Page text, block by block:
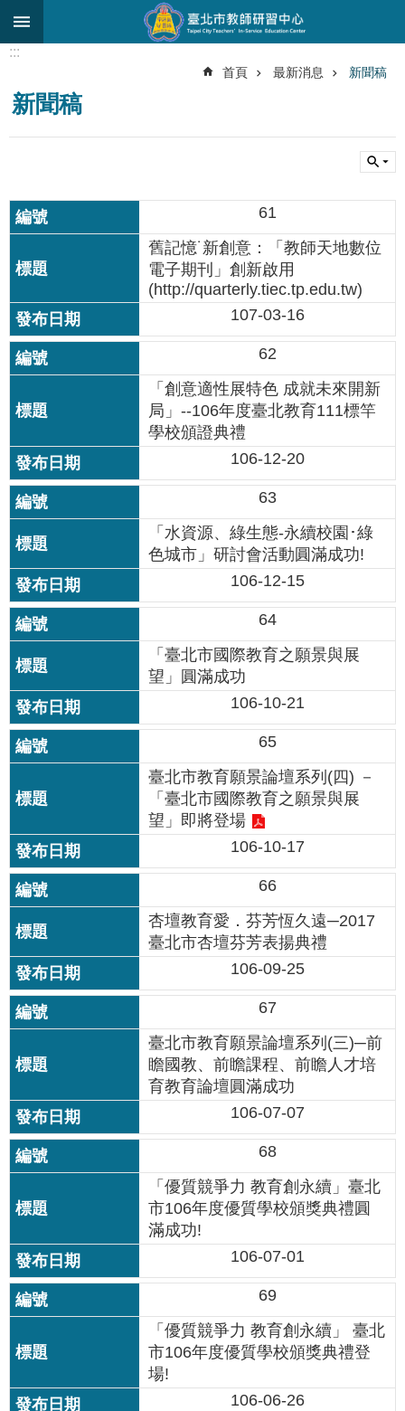
跳到主要內容區塊
搜
尋
中
心
究
展
研
習
修
教
師
諮
商
輔
導
持
服
務
學
資
源
政
府
訊
開
申
請
件
網
站
導
首
頁
English
陳
系
統
常
問
:::
首頁 最新消息 新聞稿
新聞稿
61
舊記憶˙新創意：「教師天地數位
電子期刊」創新啟用
(http://quarterly.tiec.tp.edu.tw)
107-03-16
62
「創意適性展特色 成就未來開新
局」--106年度臺北教育111標竿
學校頒證典禮
106-12-20
63
「水資源、綠生態-永續校園･綠
色城市」研討會活動圓滿成功!
106-12-15
64
「臺北市國際教育之願景與展
望」圓滿成功
106-10-21
65
臺北市教育願景論壇系列(四) －
「臺北市國際教育之願景與展
望」即將登場
106-10-17
66
杏壇教育愛．芬芳恆久遠─2017
臺北市杏壇芬芳表揚典禮
106-09-25
67
臺北市教育願景論壇系列(三)─前
瞻國教、前瞻課程、前瞻人才培
育教育論壇圓滿成功
106-07-07
68
「優質競爭力 教育創永續」臺北
市106年度優質學校頒獎典禮圓
滿成功!
106-07-01
69
「優質競爭力 教育創永續」 臺北
市106年度優質學校頒獎典禮登
場!
106-06-26